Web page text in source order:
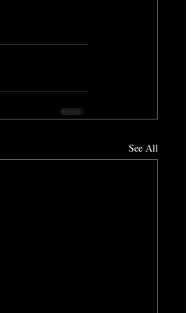
See All